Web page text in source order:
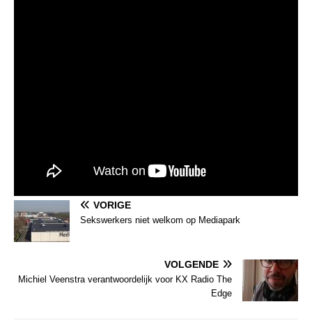
VORIGE
Sekswerkers niet welkom op Mediapark
VOLGENDE
Michiel Veenstra verantwoordelijk voor KX Radio The
Edge